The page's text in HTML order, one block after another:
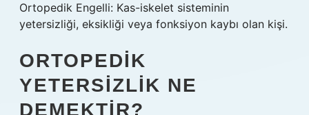
Ortopedik Engelli: Kas-iskelet sisteminin
yetersizliği, eksikliği veya fonksiyon kaybı olan kişi.
ORTOPEDIK
YETERSIZLIK NE
DEMEKTIR?